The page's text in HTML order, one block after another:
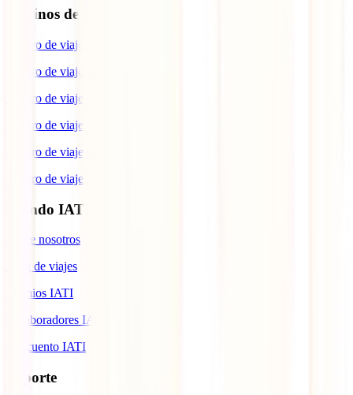
Destinos de interés
Seguro de viaje a España
Seguro de viaje a Europa
Seguro de viaje a Suiza
Seguro de viaje a Estados Unidos
Seguro de viaje para Brasil
Seguro de viaje a Cuba
Mundo IATI
Sobre nosotros
Blog de viajes
Premios IATI
Colaboradores IATI
Descuento IATI
Soporte